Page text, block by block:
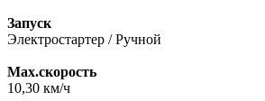
Запуск
Электростартер / Ручной
Max.скорость
10,30 км/ч